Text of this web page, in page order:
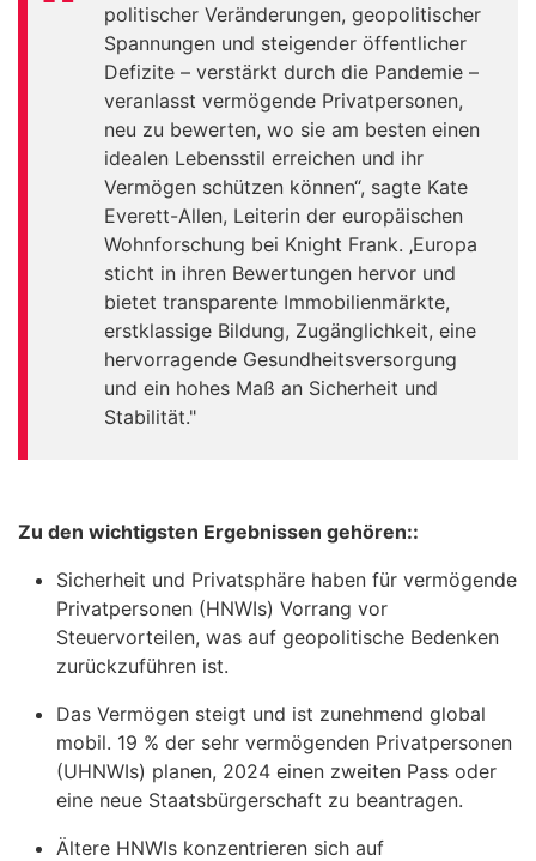
politischer Veränderungen, geopolitischer
Spannungen und steigender öffentlicher
Defizite – verstärkt durch die Pandemie –
veranlasst vermögende Privatpersonen,
neu zu bewerten, wo sie am besten einen
idealen Lebensstil erreichen und ihr
Vermögen schützen können“, sagte Kate
Everett-Allen, Leiterin der europäischen
Wohnforschung bei Knight Frank. ‚Europa
sticht in ihren Bewertungen hervor und
bietet transparente Immobilienmärkte,
erstklassige Bildung, Zugänglichkeit, eine
hervorragende Gesundheitsversorgung
und ein hohes Maß an Sicherheit und
Stabilität."
Zu den wichtigsten Ergebnissen gehören::
Sicherheit und Privatsphäre haben für vermögende
Privatpersonen (HNWIs) Vorrang vor
Steuervorteilen, was auf geopolitische Bedenken
zurückzuführen ist.
Das Vermögen steigt und ist zunehmend global
mobil. 19 % der sehr vermögenden Privatpersonen
(UHNWIs) planen, 2024 einen zweiten Pass oder
eine neue Staatsbürgerschaft zu beantragen.
Ältere HNWIs konzentrieren sich auf